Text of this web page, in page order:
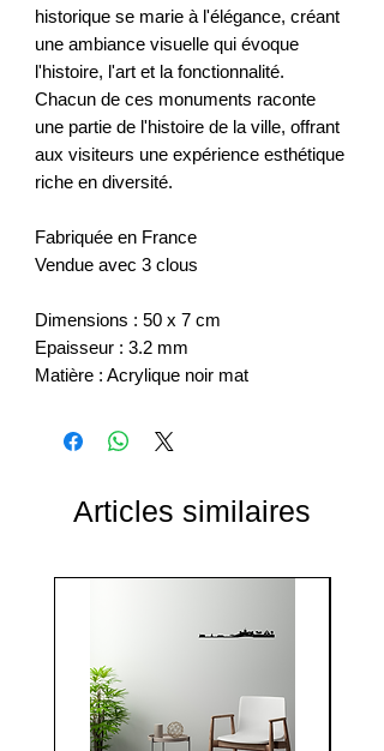
historique se marie à l'élégance, créant
une ambiance visuelle qui évoque
l'histoire, l'art et la fonctionnalité.
Chacun de ces monuments raconte
une partie de l'histoire de la ville, offrant
aux visiteurs une expérience esthétique
riche en diversité.
Fabriquée en France
Vendue avec 3 clous
Dimensions : 50 x 7 cm
Epaisseur : 3.2 mm
Matière : Acrylique noir mat
Articles similaires